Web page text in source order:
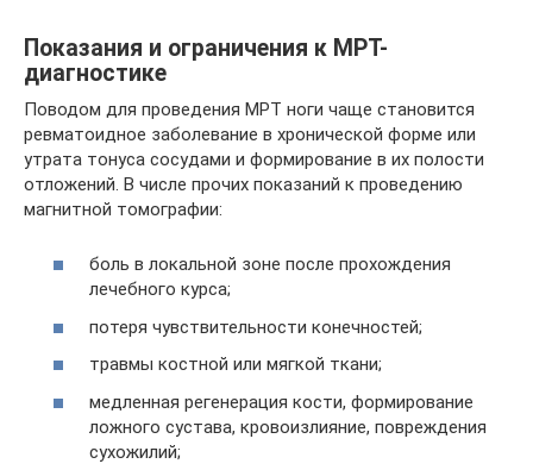
Показания и ограничения к МРТ-
диагностике
Поводом для проведения МРТ ноги чаще становится
ревматоидное заболевание в хронической форме или
утрата тонуса сосудами и формирование в их полости
отложений. В числе прочих показаний к проведению
магнитной томографии:
боль в локальной зоне после прохождения
лечебного курса;
потеря чувствительности конечностей;
травмы костной или мягкой ткани;
медленная регенерация кости, формирование
ложного сустава, кровоизлияние, повреждения
сухожилий;